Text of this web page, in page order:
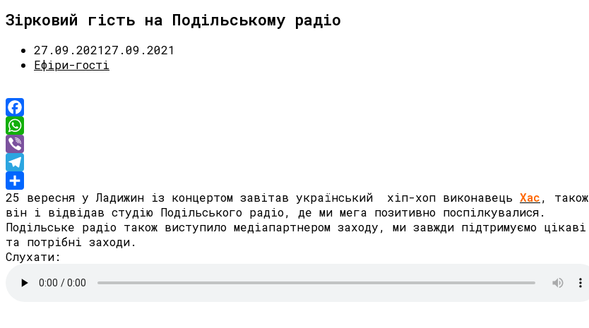
Зірковий гість на Подільському радіо
27.09.202127.09.2021
Ефіри-гості
Facebook
WhatsApp
Viber
Telegram
Share
25 вересня у Ладижин із концертом завітав український хіп-хоп виконавець Хас, також
він і відвідав студію Подільського радіо, де ми мега позитивно поспілкувалися.
Подільське радіо також виступило медіапартнером заходу, ми завжди підтримуємо цікаві
та потрібні заходи.
Слухати: